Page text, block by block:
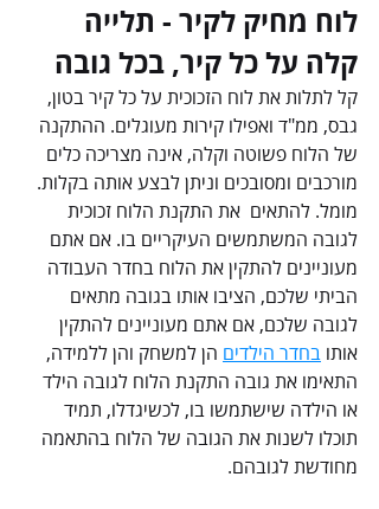
לוח מחיק לקיר - תלייה
קלה על כל קיר, בכל גובה
קל לתלות את לוח הזכוכית על כל קיר בטון,
גבס, ממ"ד ואפילו קירות מעוגלים. ההתקנה
של הלוח פשוטה וקלה, אינה מצריכה כלים
מורכבים ומסובכים וניתן לבצע אותה בקלות.
מומל. להתאים  את התקנת הלוח זכוכית
לגובה המשתמשים העיקריים בו. אם אתם
מעוניינים להתקין את הלוח בחדר העבודה
הביתי שלכם, הציבו אותו בגובה מתאים
לגובה שלכם, אם אתם מעוניינים להתקין
אותו בחדר הילדים הן למשחק והן ללמידה,
התאימו את גובה התקנת הלוח לגובה הילד
או הילדה שישתמשו בו, לכשיגדלו, תמיד
תוכלו לשנות את הגובה של הלוח בהתאמה
מחודשת לגובהם.